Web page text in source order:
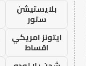
بلايستيشن
ستور
ايتونز امريكي
اقساط